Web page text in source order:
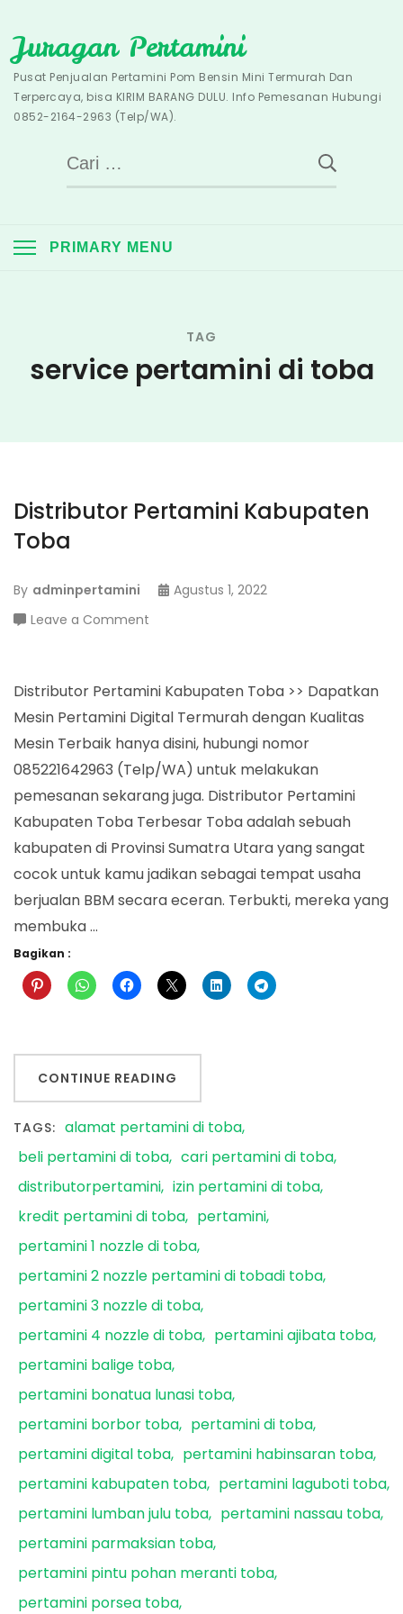
to
content
Juragan Pertamini
Pusat Penjualan Pertamini Pom Bensin Mini Termurah Dan
Terpercaya, bisa KIRIM BARANG DULU. Info Pemesanan Hubungi
0852-2164-2963 (Telp/WA).
Cari
untuk:
PRIMARY MENU
TAG
service pertamini di toba
Distributor Pertamini Kabupaten
Toba
By adminpertamini
Agustus 1, 2022
Leave a Comment
Kabupaten
Toba
Distributor Pertamini Kabupaten Toba >> Dapatkan
Mesin Pertamini Digital Termurah dengan Kualitas
Mesin Terbaik hanya disini, hubungi nomor
085221642963 (Telp/WA) untuk melakukan
pemesanan sekarang juga. Distributor Pertamini
Kabupaten Toba Terbesar Toba adalah sebuah
kabupaten di Provinsi Sumatra Utara yang sangat
cocok untuk kamu jadikan sebagai tempat usaha
berjualan BBM secara eceran. Terbukti, mereka yang
membuka …
Bagikan :
CONTINUE READING
TAGS: alamat pertamini di toba
beli pertamini di toba cari pertamini di toba
distributorpertamini izin pertamini di toba
kredit pertamini di toba
pertamini
pertamini 1 nozzle di toba
pertamini 2 nozzle pertamini di tobadi toba
pertamini 3 nozzle di toba
pertamini 4 nozzle di toba
pertamini ajibata toba
pertamini balige toba
pertamini bonatua lunasi toba
pertamini borbor toba
pertamini di toba
pertamini digital toba
pertamini habinsaran toba
pertamini kabupaten toba
pertamini laguboti toba
pertamini lumban julu toba
pertamini nassau toba
pertamini parmaksian toba
pertamini pintu pohan meranti toba
pertamini porsea toba